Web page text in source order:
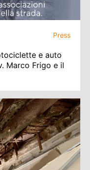
Press
e auto
Marco Frigo e il